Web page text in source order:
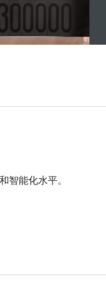
智能化水平。